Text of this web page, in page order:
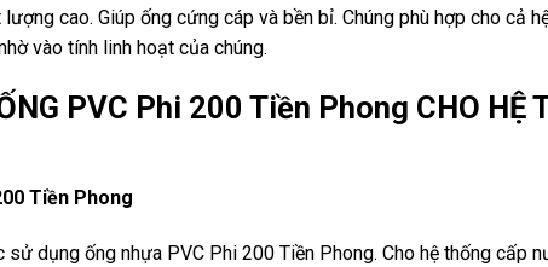
cao. Giúp ống cứng cáp và bền bỉ. Chúng phù hợp cho cả
vào tính linh hoạt của chúng.
PVC Phi 200 Tiền Phong CHO HỆ
Tiền Phong
dụng ống nhựa PVC Phi 200 Tiền Phong. Cho hệ thống cấp